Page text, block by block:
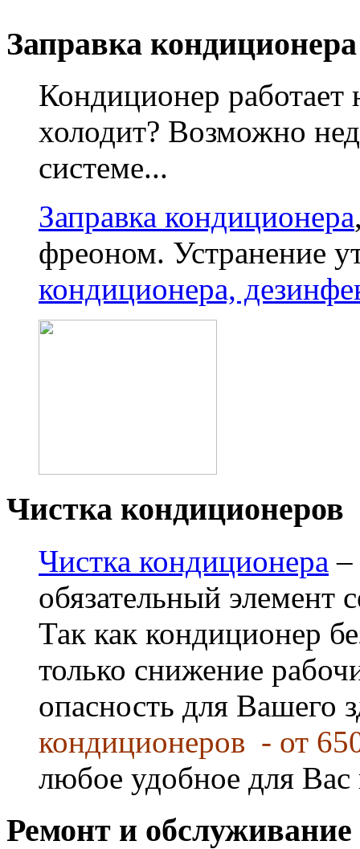
Заправка кондиционера
Кондиционер работает
холодит? Возможно
системе...
Заправка кондиционера
фреоном. Устранение
кондиционера,
Чистка кондиционеров
Чистка кондиционера –
обязательный элемент
Так как кондиционер
только снижение
опасность для Вашего
кондиционеров - от
любое удобное для Вас
Ремонт и обслуживание